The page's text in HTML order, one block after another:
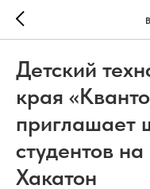
Детский
края
приглашает
студентов
Хакатон